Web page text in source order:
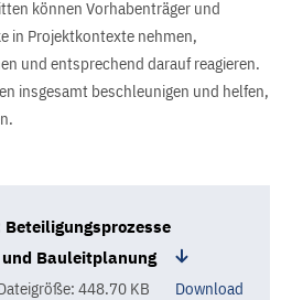
können Vorhabenträger und
in Projektkontexte nehmen,
und entsprechend darauf reagieren.
insgesamt beschleunigen und helfen,
Beteiligungsprozesse
Bauleitplanung
448.70 KB Download